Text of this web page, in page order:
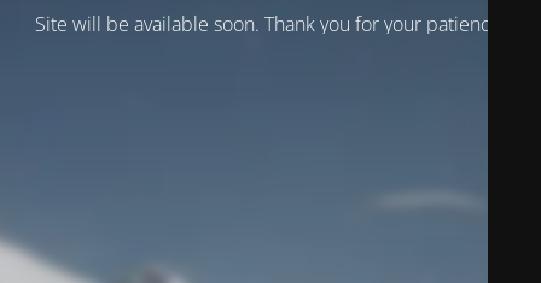
Site will be available soon. Thank you for your patience!